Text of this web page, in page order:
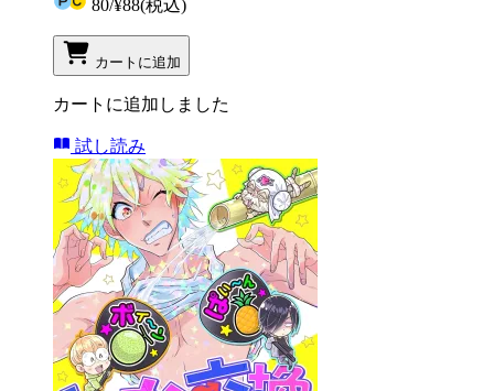
80/¥88(税込)
カートに追加
カートに追加しました
試し読み